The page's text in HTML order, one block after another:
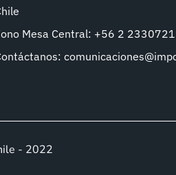
Mesa Central: +56 2
- 2022